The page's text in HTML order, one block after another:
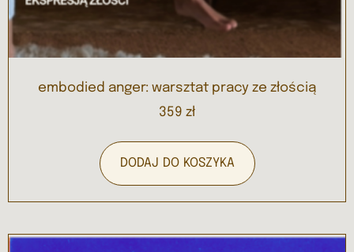
embodied anger: warsztat pracy ze złością
359 zł
DODAJ DO KOSZYKA